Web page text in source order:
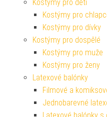
Kostýmy pro děti
Kostýmy pro
Kostýmy pro dívky
Kostýmy pro dospělé
Kostýmy pro muže
Kostýmy pro ženy
Latexové balónky
Filmové a
Jednobarevné